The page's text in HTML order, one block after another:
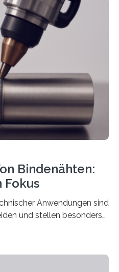
Die Anordnung kann
erhält so mehr Kontrolle
Die ebenfalls neue
dient dazu, die Software
– Zur Messe FACHPACK
in Nürnberg…
Bindenähten:
Fokus
Anwendungen sind
und stellen besonders
dar.